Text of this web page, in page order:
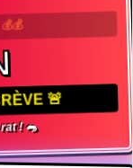
🚨
! 🐀